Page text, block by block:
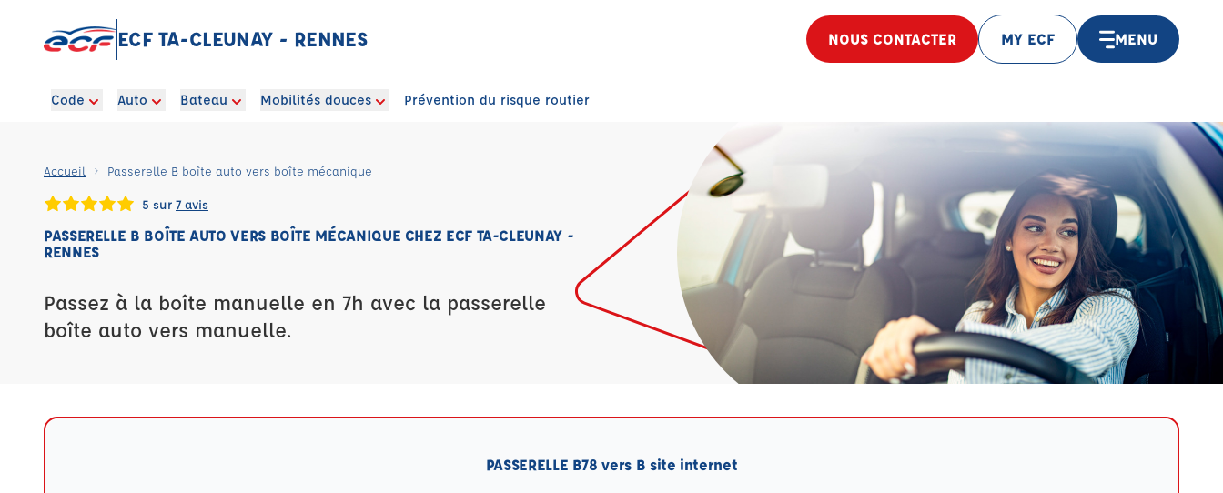
ECF TA-CLEUNAY - RENNES NOUS CONTACTER MY ECF MENU
Code Auto Bateau Mobilités douces Prévention du risque routier
Accueil Passerelle B boîte auto vers boîte mécanique
5 sur 7 avis
PASSERELLE B BOÎTE AUTO VERS BOÎTE MÉCANIQUE CHEZ ECF TA-CLEUNAY -
RENNES
Passez à la boîte manuelle en 7h avec la passerelle
boîte auto vers manuelle.
PASSERELLE B78 vers B site internet